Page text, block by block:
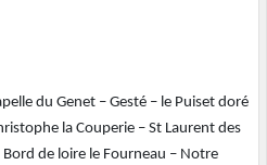
du Genet – Gesté – le Puiset doré
la Couperie – St Laurent des
de loire le Fourneau – Notre